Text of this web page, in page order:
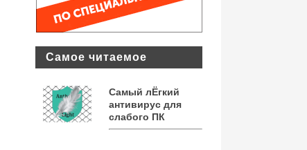
Самое читаемое
Самый лЁгкий
антивирус для
слабого ПК